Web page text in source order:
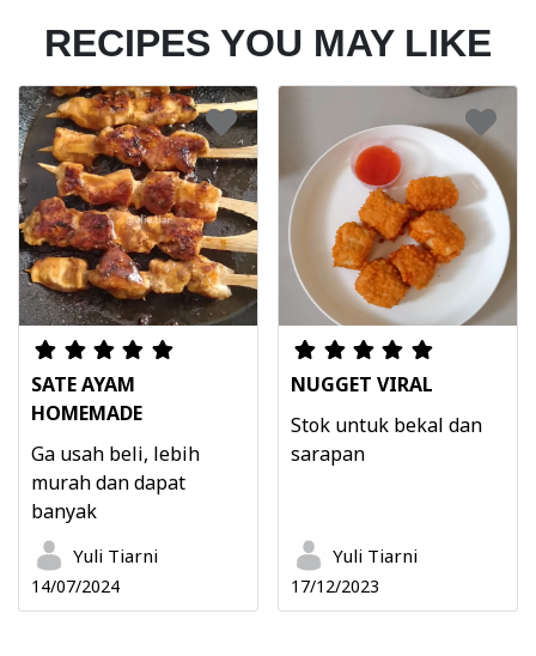
RECIPES YOU MAY LIKE
SATE AYAM
HOMEMADE
Ga usah beli, lebih
murah dan dapat
banyak
Yuli Tiarni
14/07/2024
NUGGET VIRAL
Stok untuk bekal dan
sarapan
Yuli Tiarni
17/12/2023